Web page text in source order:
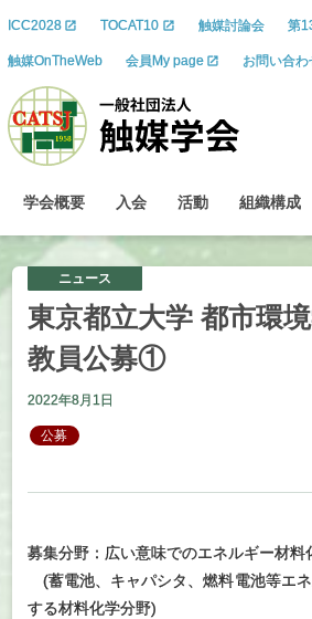
ICC2028 TOCAT10 触媒討論会 第
触媒OnTheWeb 会員My page お問い合わ
学会概要 入会 活動 組織構成
ニュース
東京都立大学 都市環
教員公募①
2022年8月1日
公募
募集分野：広い意味でのエネルギー材料
(蓄電池、キャパシタ、燃料電池等エ
する材料化学分野)